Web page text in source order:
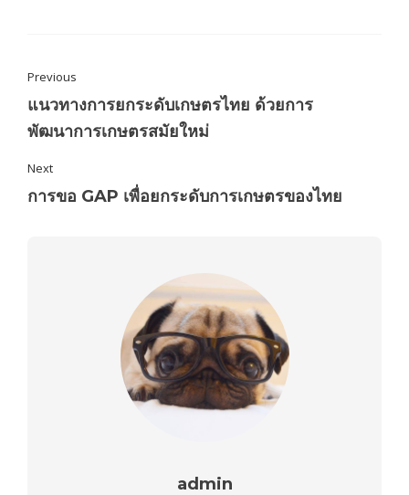
Previous
แนวทางการยกระดับเกษตรไทย ด้วยการ
พัฒนาการเกษตรสมัยใหม่
Next
การขอ GAP เพื่อยกระดับการเกษตรของไทย
admin